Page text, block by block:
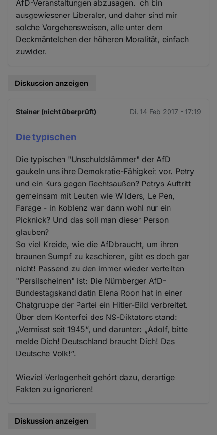
AfD-Veranstaltungen abzusagen. Ich bin
ausgewiesener Liberaler, und daher sind mir
solche Vorgehensweisen, alle unter dem
Deckmäntelchen der höheren Moralität, einfach
zuwider.
Diskussion anzeigen
Steiner (nicht überprüft) Di. 14 Feb 2017 - 17:19
Die typischen
Die typischen "Unschuldslämmer" der AfD
gaukeln uns ihre Demokratie-Fähigkeit vor. Petry
und ein Kurs gegen Rechtsaußen? Petrys Auftritt -
gemeinsam mit Leuten wie Wilders, Le Pen,
Farage - in Koblenz war dann wohl nur ein
Picknick? Und das soll man dieser Person
glauben?
So viel Kreide, wie die AfDbraucht, um ihren
braunen Sumpf zu kaschieren, gibt es doch gar
nicht! Passend zu den immer wieder verteilten
"Persilscheinen" ist: Die Nürnberger AfD-
Bundestagskandidatin Elena Roon hat in einer
Chatgruppe der Partei ein Hitler-Bild verbreitet.
Über dem Konterfei des NS-Diktators stand:
„Vermisst seit 1945“, und darunter: „Adolf, bitte
melde Dich! Deutschland braucht Dich! Das
Deutsche Volk!“.
Wieviel Verlogenheit gehört dazu, derartige
Fakten zu ignorieren!
Diskussion anzeigen